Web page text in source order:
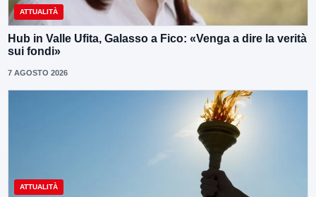
ATTUALITÀ
Hub in Valle Ufita, Galasso a Fico: «Venga a dire la verità
sui fondi»
7 AGOSTO 2026
ATTUALITÀ